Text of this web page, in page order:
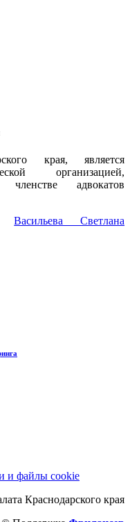
края, является
организацией,
адвокатов
Ваcильева Светлана
и файлы cookie
Краснодарского края